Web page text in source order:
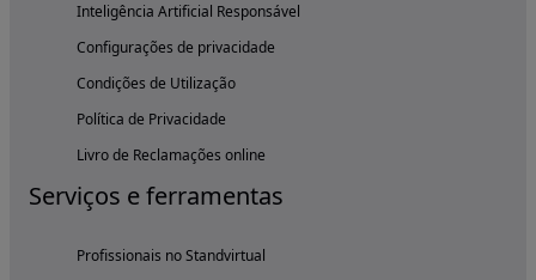
Inteligência Artificial Responsável
Configurações de privacidade
Condições de Utilização
Política de Privacidade
Livro de Reclamações online
Serviços e ferramentas
Profissionais no Standvirtual